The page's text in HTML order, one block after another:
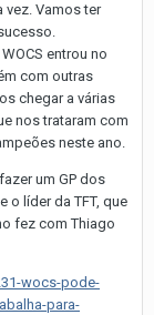
vez. Vamos ter
entrou no
com outras
chegar a várias
nos trataram com
neste ano.
um GP dos
o líder da TFT, que
fez com Thiago
wocs-pode-
para-